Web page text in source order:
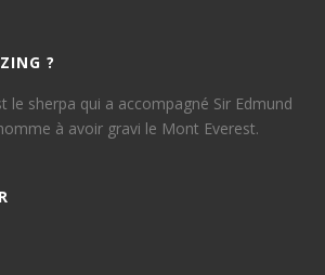
?
le sherpa qui a accompagné Sir Edmund
à avoir gravi le Mont Everest.